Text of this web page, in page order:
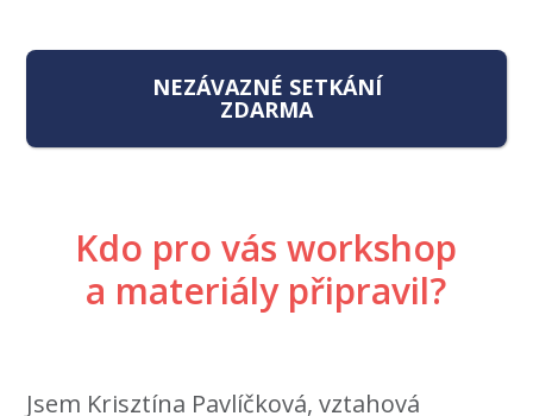
NEZÁVAZNÉ SETKÁNÍ
ZDARMA
Kdo pro vás workshop
a materiály připravil?
Jsem Krisztína Pavlíčková, vztahová